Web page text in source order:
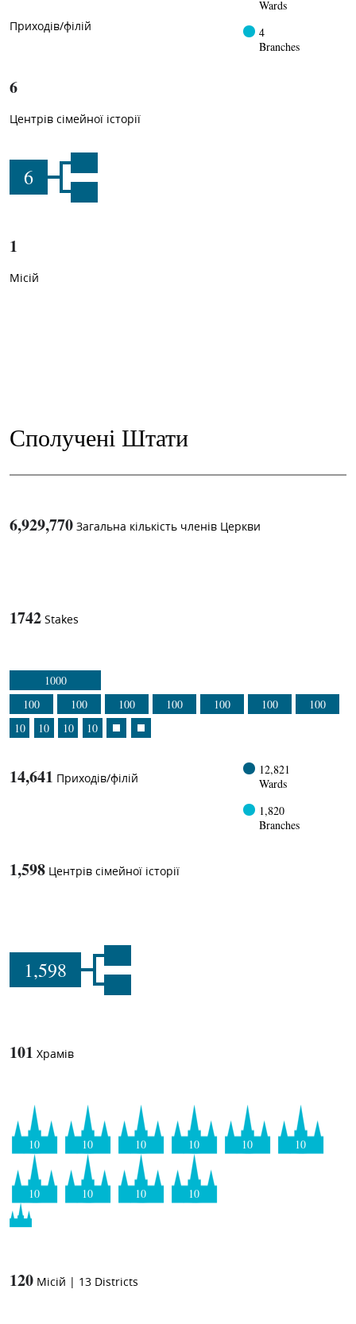
Приходів/філій
Wards
4
Branches
6
Центрів сімейної історії
6
1
Місій
Сполучені Штати
6,929,770 Загальна кількість членів Церкви
1742 Stakes
1000
100
100 100 100 100 100
100
10
10 10 10
14,641 Приходів/філій
12,821
Wards
1,820
Branches
1,598 Центрів сімейної історії
1,598
101 Храмів
10 10 10 10 10 10
10 10 10 10
120 Місій | 13 Districts